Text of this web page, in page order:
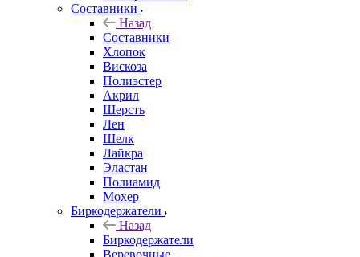
Составники
Назад
Составники
Хлопок
Вискоза
Полиэстер
Акрил
Шерсть
Лен
Шелк
Лайкра
Эластан
Полиамид
Мохер
Биркодержатели
Назад
Биркодержатели
Веревочные